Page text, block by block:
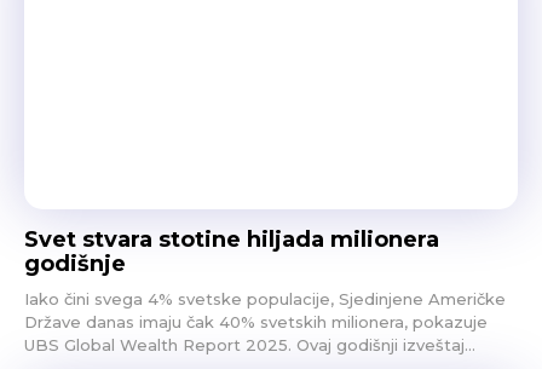
Svet stvara stotine hiljada milionera
godišnje
Iako čini svega 4% svetske populacije, Sjedinjene Američke
Države danas imaju čak 40% svetskih milionera, pokazuje
UBS Global Wealth Report 2025. Ovaj godišnji izveštaj...